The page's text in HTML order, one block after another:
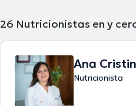
26 Nutricionistas en y
Ana
Nutricionista